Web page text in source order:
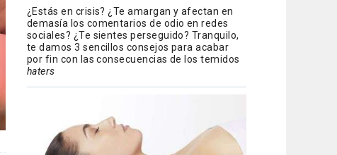
¿Estás en crisis? ¿Te amargan y afectan en
demasía los comentarios de odio en redes
sociales? ¿Te sientes perseguido? Tranquilo,
te damos 3 sencillos consejos para acabar
por fin con las consecuencias de los temidos
haters